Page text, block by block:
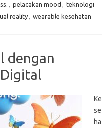
, pelacakan mood , teknologi
reality, wearable kesehatan
dengan
Ke
se
ha